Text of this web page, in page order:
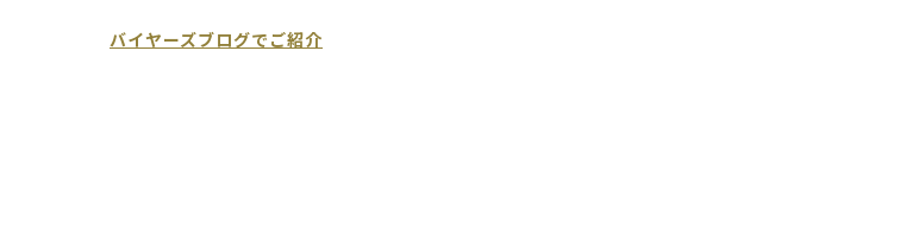
バイヤーズブログでご紹介